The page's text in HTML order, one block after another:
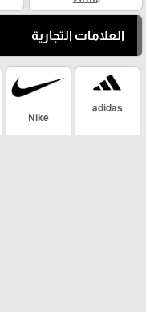
العلامات التجارية
adidas
Nike